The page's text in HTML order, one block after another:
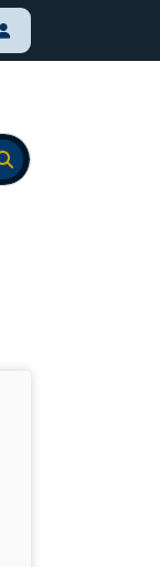
Ir para o resultado